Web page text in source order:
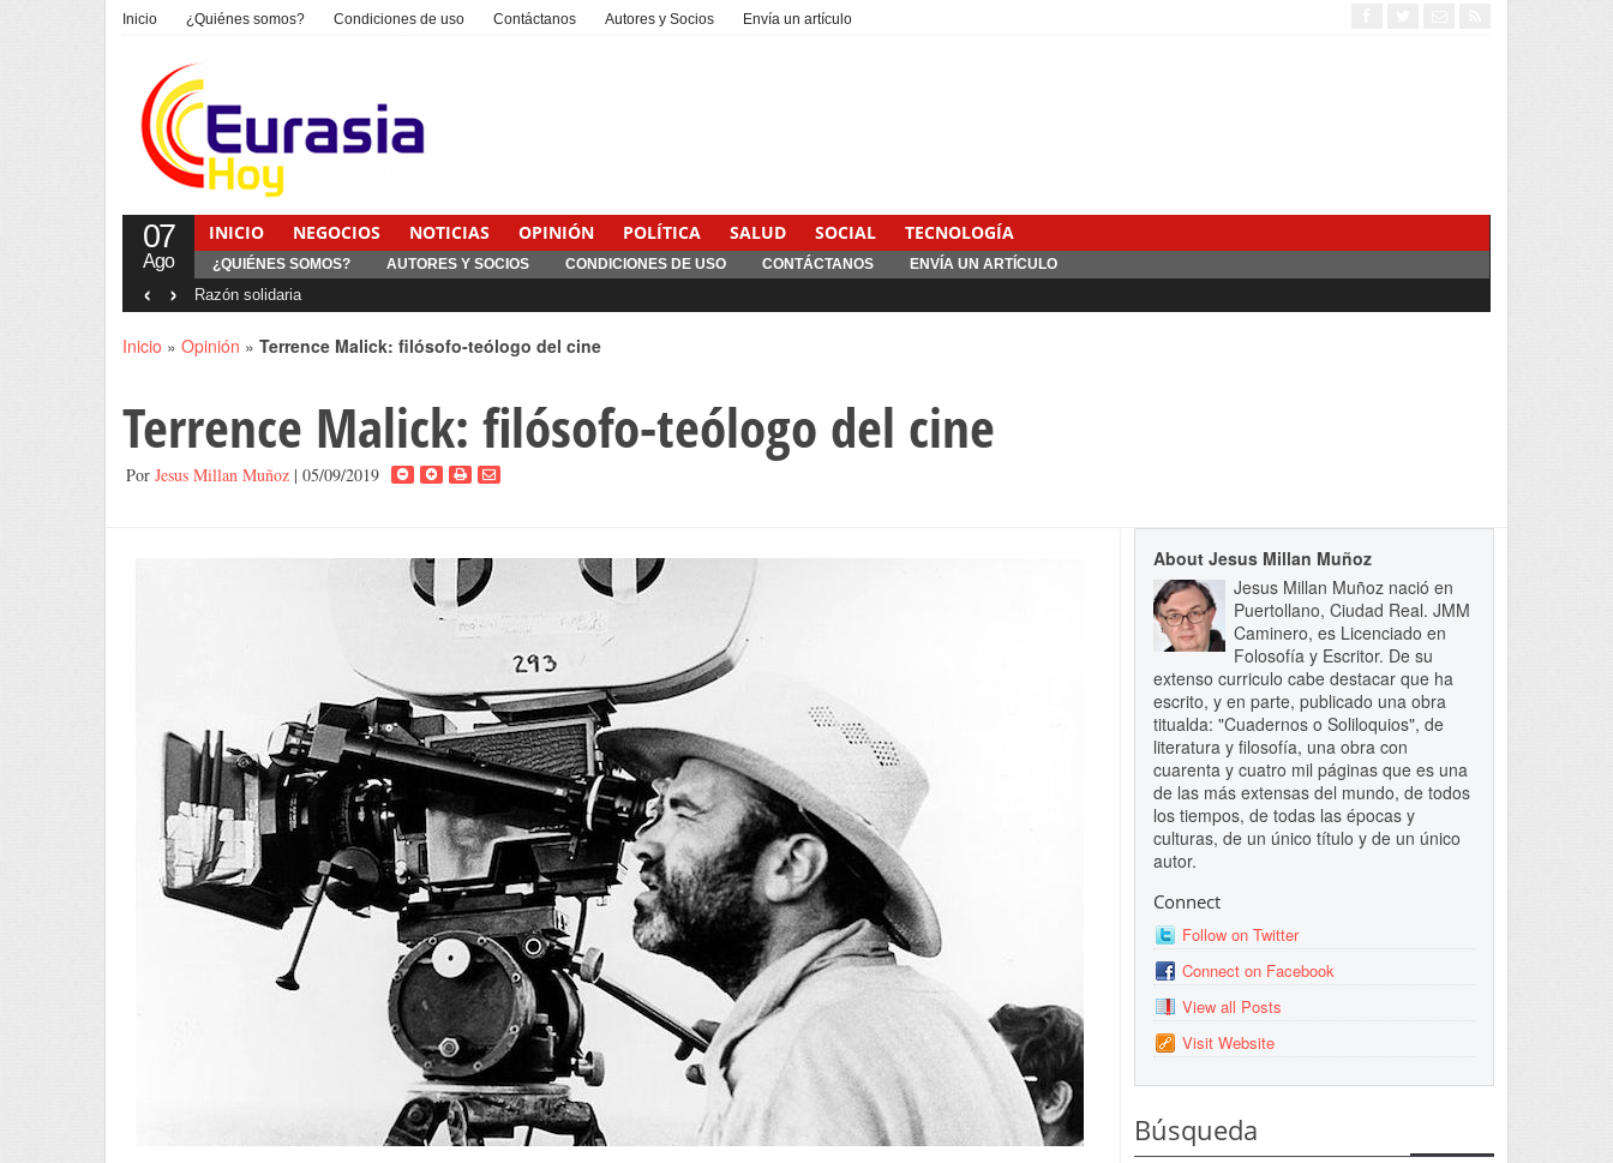
Inicio ¿Quiénes somos? Condiciones de uso Contáctanos Autores y Socios Envía un artículo
07
Ago
INICIO NEGOCIOS NOTICIAS OPINIÓN POLÍTICA SALUD SOCIAL TECNOLOGÍA
¿QUIÉNES SOMOS? AUTORES Y SOCIOS CONDICIONES DE USO CONTÁCTANOS ENVÍA UN ARTÍCULO
‹ ›
Inicio » Opinión » Terrence Malick: filósofo-teólogo del cine
Terrence Malick: filósofo-teólogo del cine
Por Jesus Millan Muñoz | 05/09/2019
About Jesus Millan Muñoz
Jesus Millan Muñoz nació en
Puertollano, Ciudad Real. JMM
Caminero, es Licenciado en
Folosofía y Escritor. De su
extenso curriculo cabe destacar que ha
escrito, y en parte, publicado una obra
titualda: "Cuadernos o Soliloquios", de
literatura y filosofía, una obra con
cuarenta y cuatro mil páginas que es una
de las más extensas del mundo, de todos
los tiempos, de todas las épocas y
culturas, de un único título y de un único
autor.
Connect
Follow on Twitter
Connect on Facebook
View all Posts
Visit Website
Búsqueda